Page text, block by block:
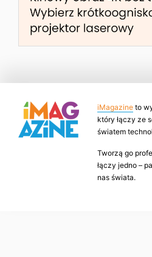
iMagazine to
który łączy ze
światem
Tworzą go
łączy jedno –
nas świata.